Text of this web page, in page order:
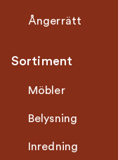
Ångerrätt
Sortiment
Möbler
Belysning
Inredning